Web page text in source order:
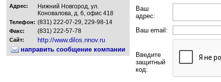
Адрес:
Нижний Новгород, ул.
Коновалова, д. 6, офис 418
Телефон: (831) 222-07-29, 229-98-14
Факс: (831) 222-57-78
Сайт:
http://www.dilos.nnov.ru
направить сообщение компании
Ваш
адрес:
Ваш email:
Введите
защитный
код: